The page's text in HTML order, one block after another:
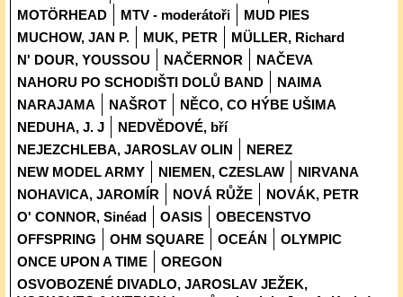
MOTÖRHEAD
MTV - moderátoři
MUD PIES
MUCHOW, JAN P.
MUK, PETR
MÜLLER, Richard
N' DOUR, YOUSSOU
NAČERNOR
NAČEVA
NAHORU PO SCHODIŠTI DOLŮ BAND
NAIMA
NARAJAMA
NAŠROT
NĚCO, CO HÝBE UŠIMA
NEDUHA, J. J
NEDVĚDOVÉ, bří
NEJEZCHLEBA, JAROSLAV OLIN
NEREZ
NEW MODEL ARMY
NIEMEN, CZESLAW
NIRVANA
NOHAVICA, JAROMÍR
NOVÁ RŮŽE
NOVÁK, PETR
O' CONNOR, Sinéad
OASIS
OBECENSTVO
OFFSPRING
OHM SQUARE OCEÁN
OLYMPIC
ONCE UPON A TIME
OREGON
OSVOBOZENÉ DIVADLO, JAROSLAV JEŽEK,